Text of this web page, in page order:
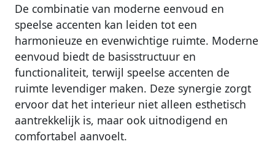
De combinatie van moderne eenvoud en
speelse accenten kan leiden tot een
harmonieuze en evenwichtige ruimte. Moderne
eenvoud biedt de basisstructuur en
functionaliteit, terwijl speelse accenten de
ruimte levendiger maken. Deze synergie zorgt
ervoor dat het interieur niet alleen esthetisch
aantrekkelijk is, maar ook uitnodigend en
comfortabel aanvoelt.